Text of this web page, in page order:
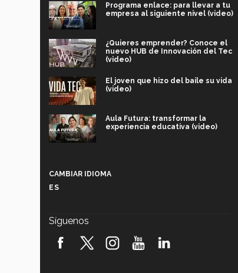
Programa enlace: para llevar a tu
empresa al siguiente nivel (video)
¿Quieres emprender? Conoce el
nuevo HUB de Innovación del Tec
(video)
El joven que hizo del baile su vida
(video)
Aula Futura: transformar la
experiencia educativa (video)
robótica FIRST 2026! (video)
CAMBIAR IDIOMA
ES
Síguenos